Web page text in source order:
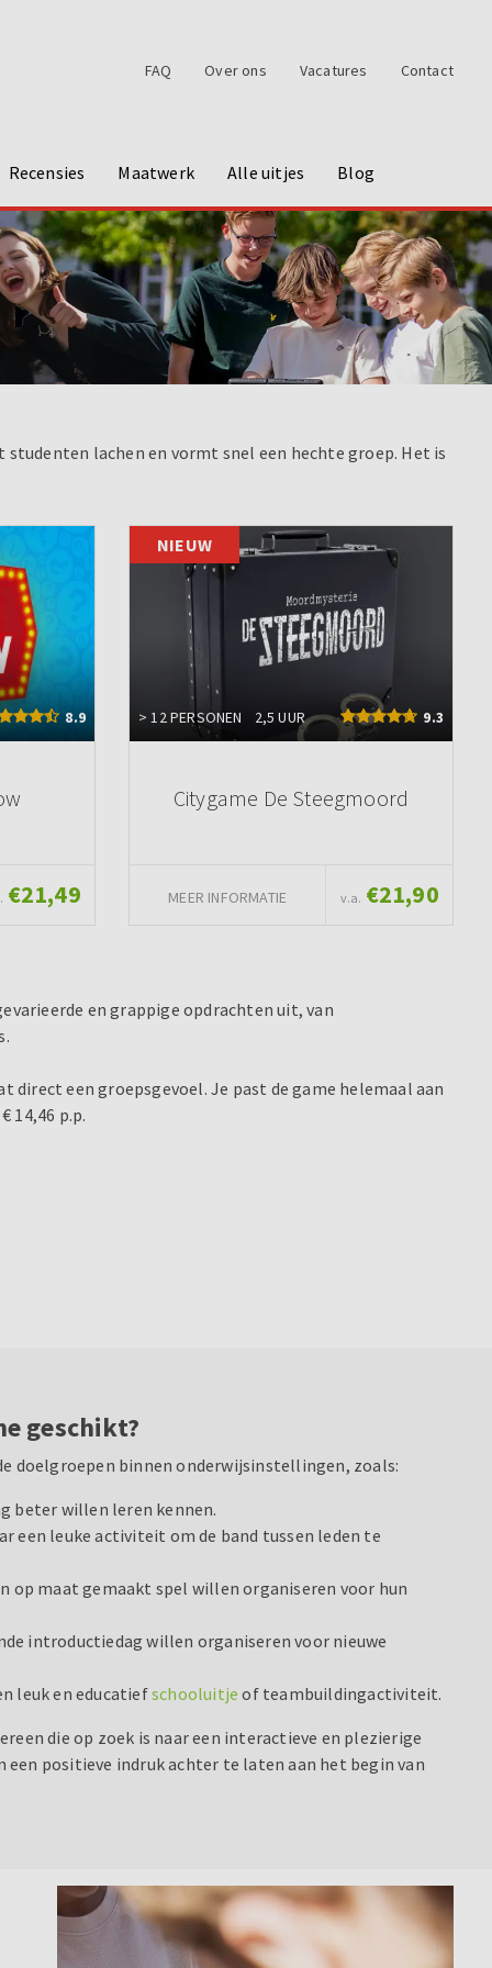
FAQ Over ons Vacatures Contact
Recensies Maatwerk Alle uitjes Blog
lachen en vormt snel een hechte groep. Het is
8.9
€21,49
NIEUW
> 12 PERSONEN 2,5 UUR 9.3
Citygame De Steegmoord
MEER INFORMATIE v.a. €21,90
en grappige opdrachten uit, van
een groepsgevoel. Je past de game helemaal aan
14,46 p.p.
geschikt?
doelgroepen binnen onderwijsinstellingen, zoals:
beter willen leren kennen.
een leuke activiteit om de band tussen leden te
maat gemaakt spel willen organiseren voor hun
introductiedag willen organiseren voor nieuwe
leuk en educatiefschooluitje of teambuildingactiviteit.
die op zoek is naar een interactieve en plezierige
positieve indruk achter te laten aan het begin van